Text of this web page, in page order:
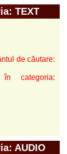
TEXT
de căutare:
în categoria:
AUDIO